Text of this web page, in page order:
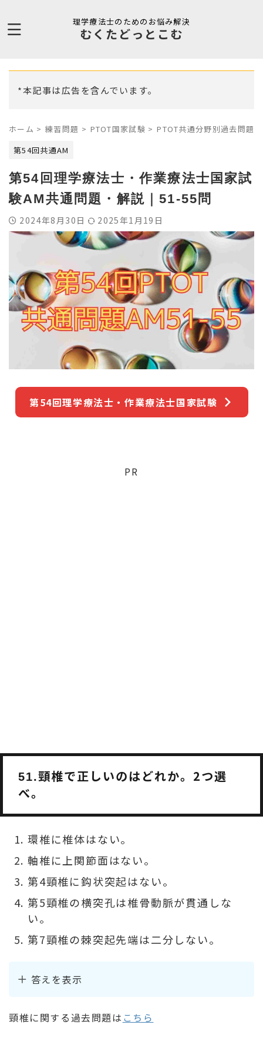
理学療法士のためのお悩み解決
むくたどっとこむ
*本記事は広告を含んでいます。
ホーム > 練習問題 > PTOT国家試験 > PTOT共通分野別過去問題
第54回共通AM
第54回理学療法士・作業療法士国家試
験AM共通問題・解説｜51-55問
2024年8月30日 2025年1月19日
第54回理学療法士・作業療法士国家試験
PR
51.頸椎で正しいのはどれか。2つ選
べ。
環椎に椎体はない。
軸椎に上関節面はない。
第4頸椎に鈎状突起はない。
第5頸椎の横突孔は椎骨動脈が貫通しな
い。
第7頸椎の棘突起先端は二分しない。
答えを表示
頸椎に関する過去問題は こちら